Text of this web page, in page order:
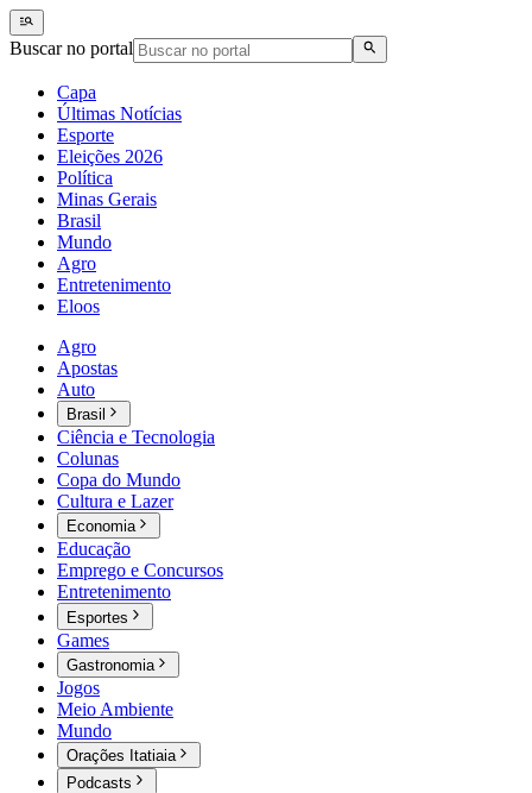
Buscar no portal
Capa
Últimas Notícias
Esporte
Eleições 2026
Política
Minas Gerais
Brasil
Mundo
Agro
Entretenimento
Eloos
Agro
Apostas
Auto
Brasil
Ciência e Tecnologia
Colunas
Copa do Mundo
Cultura e Lazer
Economia
Educação
Emprego e Concursos
Entretenimento
Esportes
Games
Gastronomia
Jogos
Meio Ambiente
Mundo
Orações Itatiaia
Podcasts